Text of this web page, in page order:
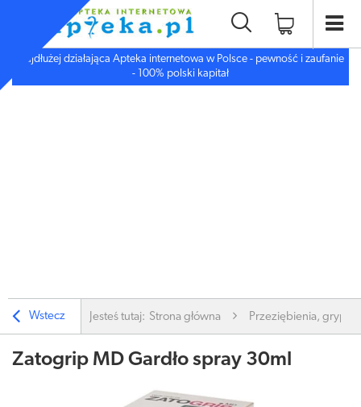
Najdłużej działająca Apteka internetowa w Polsce - pewność i zaufanie
- 100% polski kapitał
Wstecz Jesteś tutaj: Strona główna Przeziębienia, grypa
Zatogrip MD Gardło spray 30ml